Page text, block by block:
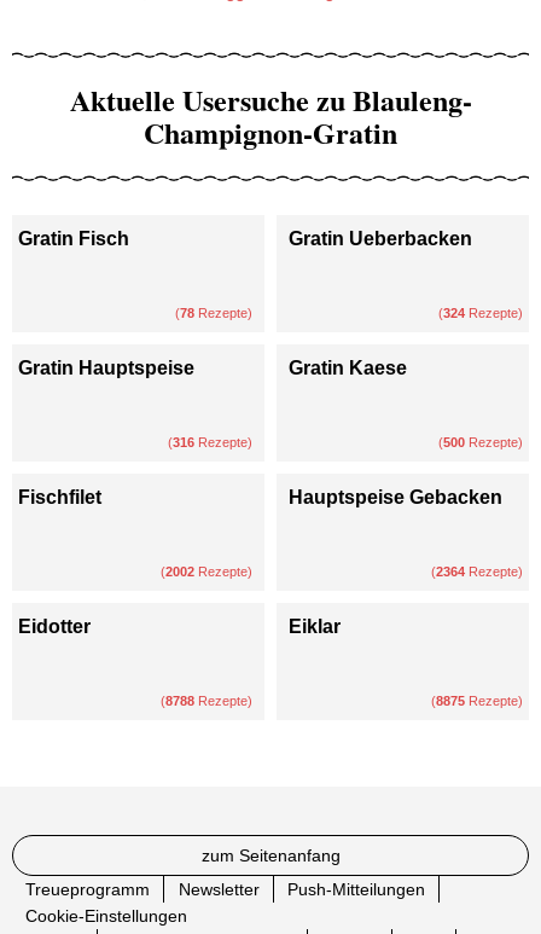
Aktuelle Usersuche zu Blauleng-
Champignon-Gratin
Gratin Fisch
(78 Rezepte)
Gratin Ueberbacken
(324 Rezepte)
Gratin Hauptspeise
(316 Rezepte)
Gratin Kaese
(500 Rezepte)
Fischfilet
(2002 Rezepte)
Hauptspeise Gebacken
(2364 Rezepte)
Eidotter
(8788 Rezepte)
Eiklar
(8875 Rezepte)
zum Seitenanfang
Treueprogramm
Newsletter
Push-Mitteilungen
Cookie-Einstellungen